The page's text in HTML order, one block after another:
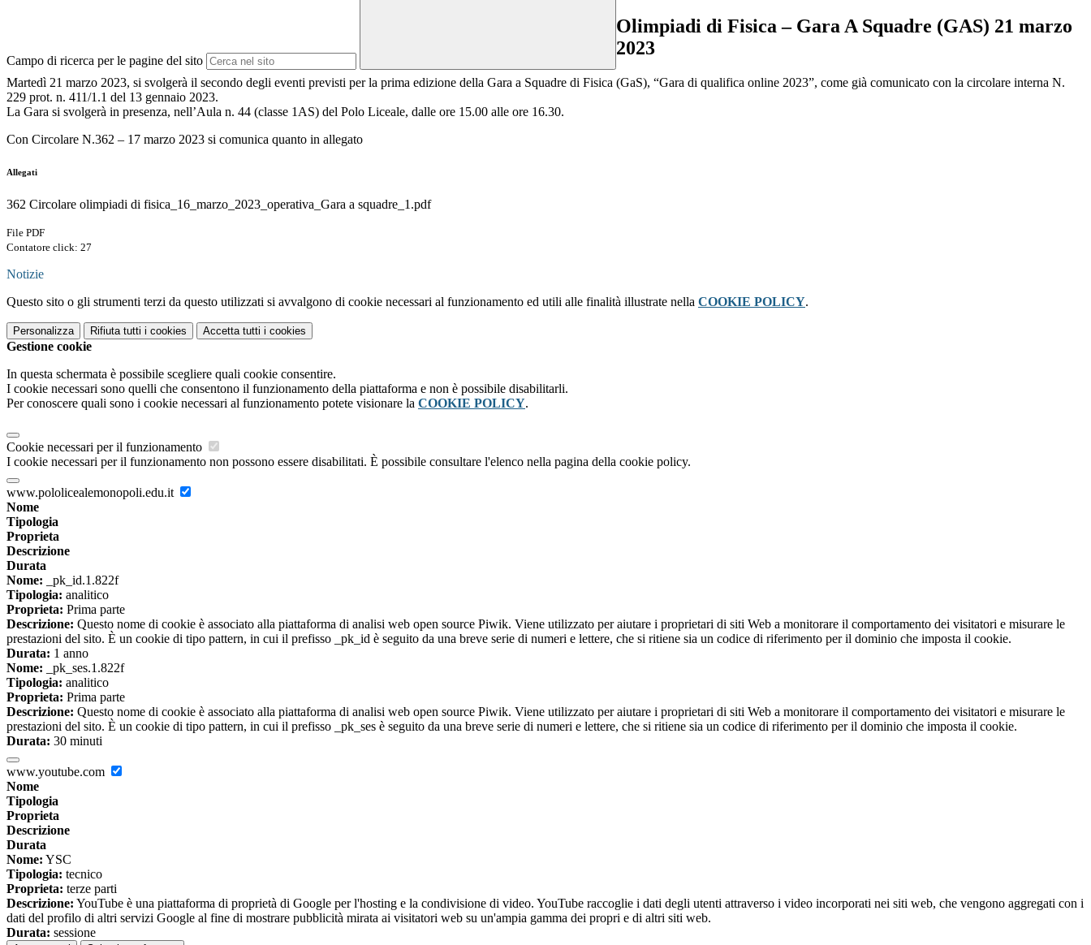
Campo di ricerca per le pagine del sito
Olimpiadi di Fisica – Gara A Squadre (GAS) 21 marzo
2023
Martedì 21 marzo 2023, si svolgerà il secondo degli eventi previsti per la prima edizione della Gara a Squadre di Fisica (GaS), “Gara di qualifica online 2023”, come già comunicato con la circolare interna N.
229 prot. n. 411/1.1 del 13 gennaio 2023.
La Gara si svolgerà in presenza, nell’Aula n. 44 (classe 1AS) del Polo Liceale, dalle ore 15.00 alle ore 16.30.
Con Circolare N.362 – 17 marzo 2023 si comunica quanto in allegato
Allegati
362 Circolare olimpiadi di fisica_16_marzo_2023_operativa_Gara a squadre_1.pdf
File PDF
Contatore click: 27
Notizie
Questo sito o gli strumenti terzi da questo utilizzati si avvalgono di cookie necessari al funzionamento ed utili alle finalità illustrate nella COOKIE POLICY.
Personalizza Rifiuta tutti i cookies Accetta tutti i cookies
Gestione cookie
In questa schermata è possibile scegliere quali cookie consentire.
I cookie necessari sono quelli che consentono il funzionamento della piattaforma e non è possibile disabilitarli.
Per conoscere quali sono i cookie necessari al funzionamento potete visionare la COOKIE POLICY.
Cookie necessari per il funzionamento
I cookie necessari per il funzionamento non possono essere disabilitati. È possibile consultare l'elenco nella pagina della cookie policy.
www.pololicealemonopoli.edu.it
Nome
Tipologia
Proprieta
Descrizione
Durata
Nome: _pk_id.1.822f
Tipologia: analitico
Proprieta: Prima parte
Descrizione: Questo nome di cookie è associato alla piattaforma di analisi web open source Piwik. Viene utilizzato per aiutare i proprietari di siti Web a monitorare il comportamento dei visitatori e misurare le
prestazioni del sito. È un cookie di tipo pattern, in cui il prefisso _pk_id è seguito da una breve serie di numeri e lettere, che si ritiene sia un codice di riferimento per il dominio che imposta il cookie.
Durata: 1 anno
Nome: _pk_ses.1.822f
Tipologia: analitico
Proprieta: Prima parte
Descrizione: Questo nome di cookie è associato alla piattaforma di analisi web open source Piwik. Viene utilizzato per aiutare i proprietari di siti Web a monitorare il comportamento dei visitatori e misurare le
prestazioni del sito. È un cookie di tipo pattern, in cui il prefisso _pk_ses è seguito da una breve serie di numeri e lettere, che si ritiene sia un codice di riferimento per il dominio che imposta il cookie.
Durata: 30 minuti
www.youtube.com
Nome
Tipologia
Proprieta
Descrizione
Durata
Nome: YSC
Tipologia: tecnico
Proprieta: terze parti
Descrizione: YouTube è una piattaforma di proprietà di Google per l'hosting e la condivisione di video. YouTube raccoglie i dati degli utenti attraverso i video incorporati nei siti web, che vengono aggregati con i
dati del profilo di altri servizi Google al fine di mostrare pubblicità mirata ai visitatori web su un'ampia gamma dei propri e di altri siti web.
Durata: sessione